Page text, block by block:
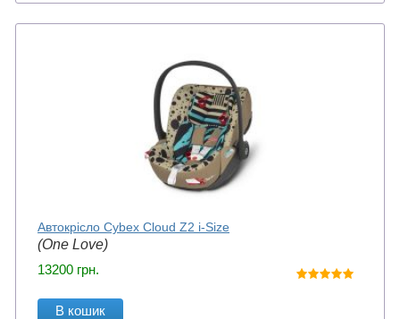
Автокрісло Cybex Cloud Z2 i-Size
(One Love)
13200 грн.
В кошик